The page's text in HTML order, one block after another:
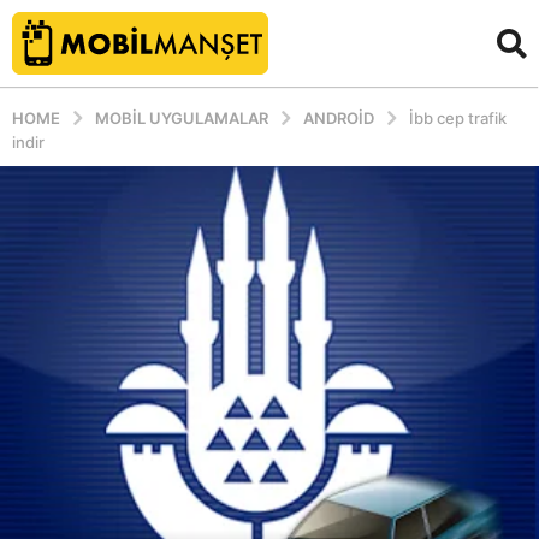
HOME MOBIL UYGULAMALAR ANDROID
İbb cep trafik
indir